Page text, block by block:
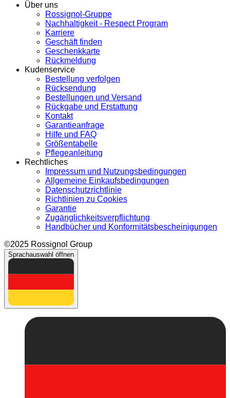
Über uns
Rossignol-Gruppe
Nachhaltigkeit - Respect Program
Karriere
Geschäft finden
Geschenkkarte
Rückmeldung
Kudenservice
Bestellung verfolgen
Rücksendung
Bestellungen und Versand
Rückgabe und Erstattung
Kontakt
Garantieanfrage
Hilfe und FAQ
Größentabelle
Pflegeanleitung
Rechtliches
Impressum und Nutzungsbedingungen
Allgemeine Einkaufsbedingungen
Datenschutzrichtlinie
Richtlinien zu Cookies
Garantie
Zugänglichkeitsverpflichtung
Handbücher und Konformitätsbescheinigungen
©2025 Rossignol Group
Sprachauswahl öffnen